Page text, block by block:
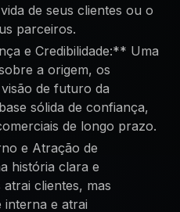
de seus clientes ou o
parceiros.
e Credibilidade:** Uma
a origem, os
de futuro da
sólida de confiança,
de longo prazo.
e Atração de
história clara e
clientes, mas
interna e atrai